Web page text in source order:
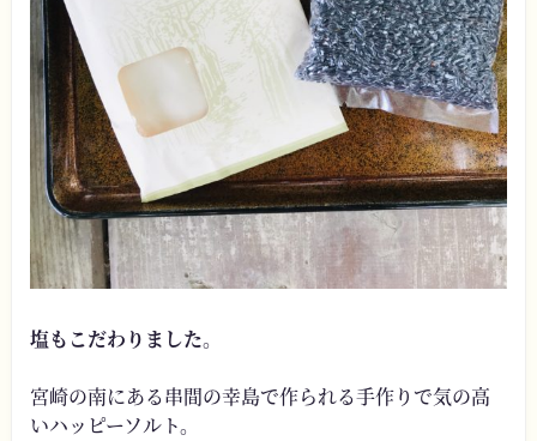
塩もこだわりました。
宮崎の南にある串間の幸島で作られる手作りで気の高
いハッピーソルト。